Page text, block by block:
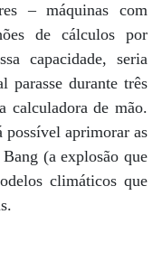
– máquinas com
de cálculos por
capacidade, seria
parasse durante três
calculadora de mão.
possível aprimorar as
(a explosão que
climáticos que